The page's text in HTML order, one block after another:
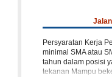
Persyaratan Kerja
minimal SMA atau
tahun dalam posisi
tekanan Mampu